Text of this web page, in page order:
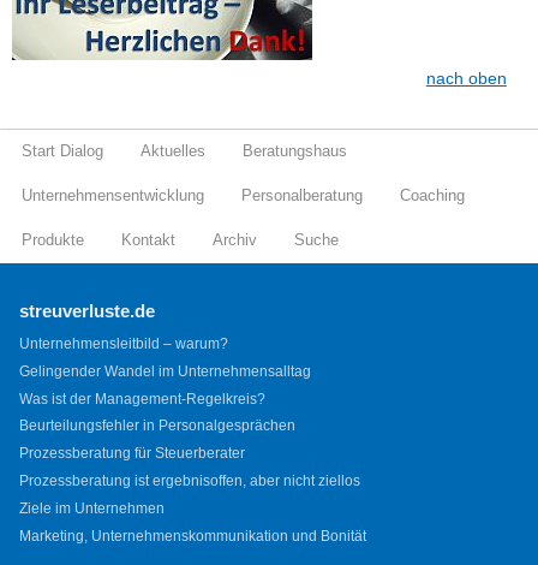
nach oben
Start Dialog Aktuelles Beratungshaus
Unternehmensentwicklung Personalberatung Coaching
Produkte Kontakt Archiv Suche
streuverluste.de
Unternehmensleitbild – warum?
Gelingender Wandel im Unternehmensalltag
Was ist der Management-Regelkreis?
Beurteilungsfehler in Personalgesprächen
Prozessberatung für Steuerberater
Prozessberatung ist ergebnisoffen, aber nicht ziellos
Ziele im Unternehmen
Marketing, Unternehmenskommunikation und Bonität